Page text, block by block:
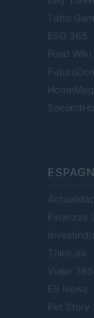
Tutto
ESG 365
Food Wiki
Actualidad
Finanzas
Think.es
Viajar 365
ES Newz
Pet Story